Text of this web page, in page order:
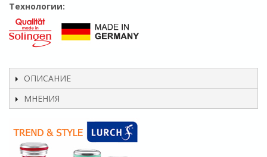
Технологии:
ОПИСАНИЕ
МНЕНИЯ